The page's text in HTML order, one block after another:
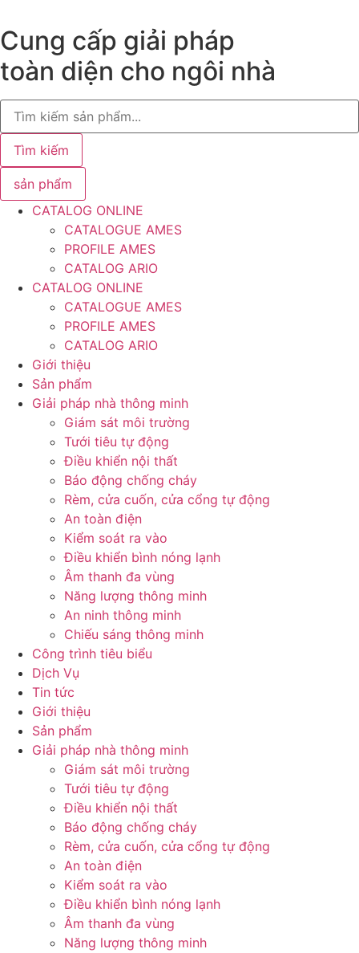
đến
nội
dung
Cung cấp giải pháp
toàn diện cho ngôi nhà
Search
Tìm kiếm
sản phẩm
CATALOG ONLINE
CATALOGUE AMES
PROFILE AMES
CATALOG ARIO
CATALOG ONLINE
CATALOGUE AMES
PROFILE AMES
CATALOG ARIO
Giới thiệu
Sản phẩm
Giải pháp nhà thông minh
Giám sát môi trường
Tưới tiêu tự động
Điều khiển nội thất
Báo động chống cháy
Rèm, cửa cuốn, cửa cổng tự động
An toàn điện
Kiểm soát ra vào
Điều khiển bình nóng lạnh
Âm thanh đa vùng
Năng lượng thông minh
An ninh thông minh
Chiếu sáng thông minh
Công trình tiêu biểu
Dịch Vụ
Tin tức
Giới thiệu
Sản phẩm
Giải pháp nhà thông minh
Giám sát môi trường
Tưới tiêu tự động
Điều khiển nội thất
Báo động chống cháy
Rèm, cửa cuốn, cửa cổng tự động
An toàn điện
Kiểm soát ra vào
Điều khiển bình nóng lạnh
Âm thanh đa vùng
Năng lượng thông minh